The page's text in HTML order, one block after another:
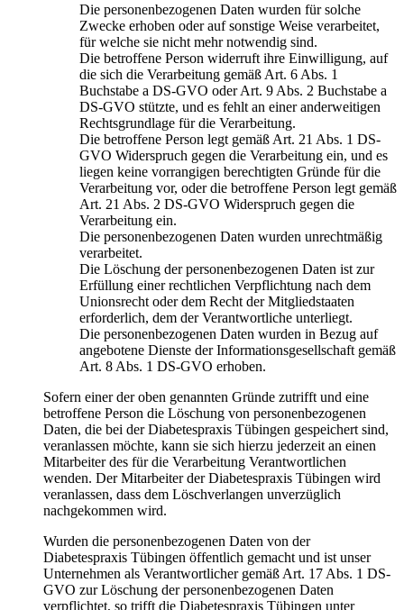
Die personenbezogenen Daten wurden für solche
Zwecke erhoben oder auf sonstige Weise verarbeitet,
für welche sie nicht mehr notwendig sind.
Die betroffene Person widerruft ihre Einwilligung, auf
die sich die Verarbeitung gemäß Art. 6 Abs. 1
Buchstabe a DS-GVO oder Art. 9 Abs. 2 Buchstabe a
DS-GVO stützte, und es fehlt an einer anderweitigen
Rechtsgrundlage für die Verarbeitung.
Die betroffene Person legt gemäß Art. 21 Abs. 1 DS-
GVO Widerspruch gegen die Verarbeitung ein, und es
liegen keine vorrangigen berechtigten Gründe für die
Verarbeitung vor, oder die betroffene Person legt gemäß
Art. 21 Abs. 2 DS-GVO Widerspruch gegen die
Verarbeitung ein.
Die personenbezogenen Daten wurden unrechtmäßig
verarbeitet.
Die Löschung der personenbezogenen Daten ist zur
Erfüllung einer rechtlichen Verpflichtung nach dem
Unionsrecht oder dem Recht der Mitgliedstaaten
erforderlich, dem der Verantwortliche unterliegt.
Die personenbezogenen Daten wurden in Bezug auf
angebotene Dienste der Informationsgesellschaft gemäß
Art. 8 Abs. 1 DS-GVO erhoben.
Sofern einer der oben genannten Gründe zutrifft und eine
betroffene Person die Löschung von personenbezogenen
Daten, die bei der Diabetespraxis Tübingen gespeichert sind,
veranlassen möchte, kann sie sich hierzu jederzeit an einen
Mitarbeiter des für die Verarbeitung Verantwortlichen
wenden. Der Mitarbeiter der Diabetespraxis Tübingen wird
veranlassen, dass dem Löschverlangen unverzüglich
nachgekommen wird.
Wurden die personenbezogenen Daten von der
Diabetespraxis Tübingen öffentlich gemacht und ist unser
Unternehmen als Verantwortlicher gemäß Art. 17 Abs. 1 DS-
GVO zur Löschung der personenbezogenen Daten
verpflichtet, so trifft die Diabetespraxis Tübingen unter